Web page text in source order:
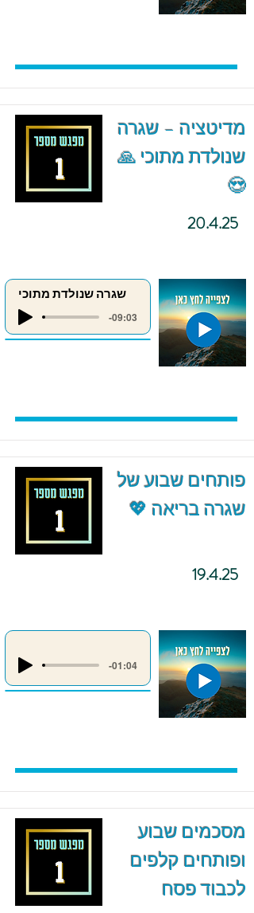
מדיטציה – שגרה
שנולדת מתוכי 🙏
😍
20.4.25
שגרה שנולדת מתוכי
-09:03
פותחים שבוע של
שגרה בריאה 💖
19.4.25
-01:04
מסכמים שבוע
ופותחים קלפים
לכבוד פסח